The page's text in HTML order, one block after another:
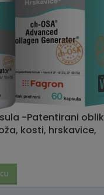
-Patentirani oblik
kosti, hrskavice,